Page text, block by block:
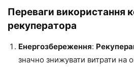
Переваги використання
рекуператора
Енергозбереження:
значно знижувати витрати на